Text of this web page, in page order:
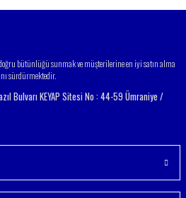
bütünlüğü sunmak ve müşterilerine en iyi satın alma
sürdürmektedir.
Bulvarı KEYAP Sitesi No : 44-59 Ümraniye /